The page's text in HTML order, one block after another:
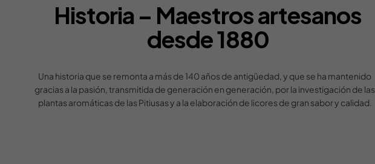
Historia – Maestros artesanos
desde 1880
Una historia que se remonta a más de 140 años de antigüedad, y que se ha mantenido
gracias a la pasión, transmitida de generación en generación, por la investigación de las
plantas aromáticas de las Pitiusas y a la elaboración de licores de gran sabor y calidad.